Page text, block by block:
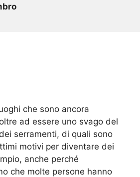
che sono ancora
oltre ad essere uno svago del
serramenti, di quali sono
motivi per diventare dei
anche perché
che molte persone hanno